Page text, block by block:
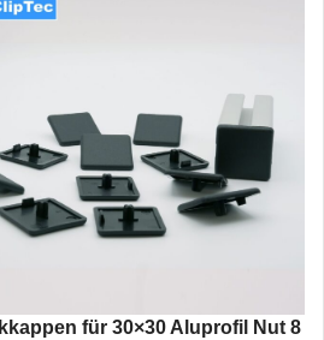
für 30×30 Aluprofil Nut 8